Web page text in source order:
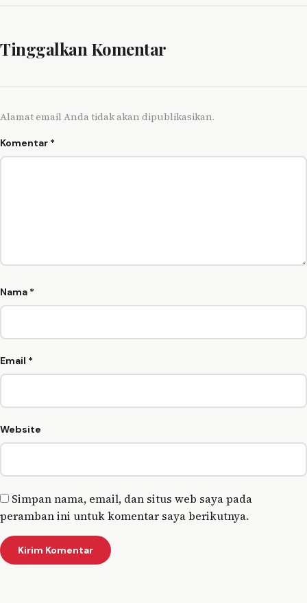
Tinggalkan Komentar
Alamat email Anda tidak akan dipublikasikan.
Komentar *
Nama *
Email *
Website
Simpan nama, email, dan situs web saya pada
peramban ini untuk komentar saya berikutnya.